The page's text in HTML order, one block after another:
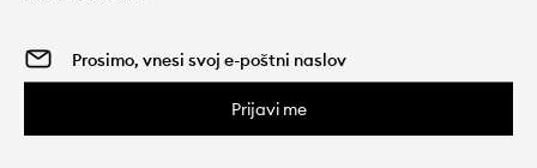
Prijavi me